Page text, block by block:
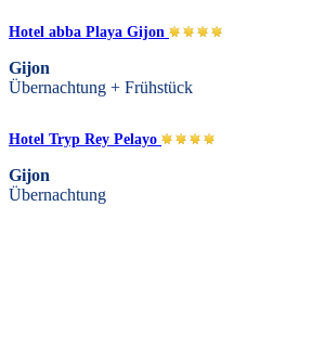
Hotel abba Playa Gijon
Gijon
Übernachtung + Frühstück
Hotel Tryp Rey Pelayo
Gijon
Übernachtung